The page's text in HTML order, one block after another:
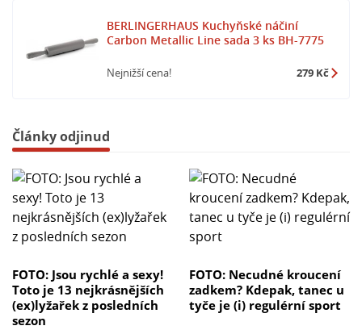
BERLINGERHAUS Kuchyňské náčiní
Carbon Metallic Line sada 3 ks BH-7775
Nejnižší cena! 279 Kč
Články odjinud
FOTO: Jsou rychlé a sexy!
Toto je 13 nejkrásnějších
(ex)lyžařek z posledních
sezon
FOTO: Necudné kroucení
zadkem? Kdepak, tanec u
tyče je (i) regulérní sport